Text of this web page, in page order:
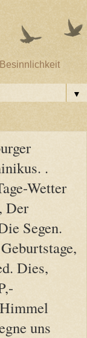
▼
.
Wetter
Der
Segen.
Dies,
uns